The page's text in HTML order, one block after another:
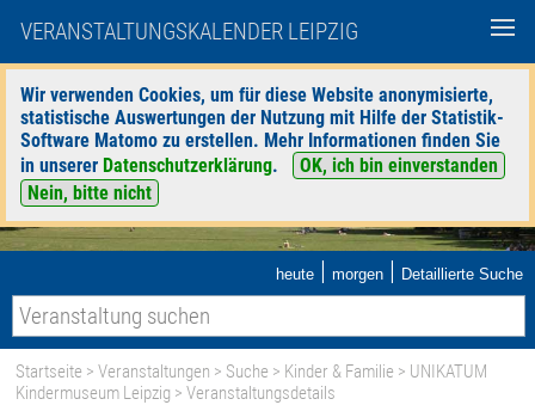
VERANSTALTUNGSKALENDER LEIPZIG
Wir verwenden Cookies, um für diese Website anonymisierte,
statistische Auswertungen der Nutzung mit Hilfe der Statistik-
Software Matomo zu erstellen. Mehr Informationen finden Sie
in unserer Datenschutzerklärung.
OK, ich bin einverstanden
Nein, bitte nicht
heute | morgen | Detaillierte Suche
Startseite >Veranstaltungen > Suche > Kinder & Familie > UNIKATUM
Kindermuseum Leipzig > Veranstaltungsdetails